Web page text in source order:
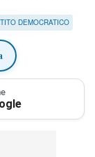
DEMOCRATICO